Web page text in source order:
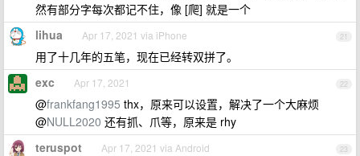
然有部分字每次都记不住，像 [爬] 就是一个
21
lihua Apr 17, 2021 via iPhone
用了十几年的五笔，现在已经转双拼了。
22
exc Apr 17, 2021
@frankfang1995 thx，原来可以设置，解决了一个大麻烦
@NULL2020 还有抓、爪等，原来是 rhy
23
teruspot Apr 17, 2021 via Android